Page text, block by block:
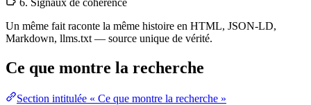
Un même fait raconte la même histoire en HTML, JSON-LD,
Markdown, llms.txt — source unique de vérité.
Ce que montre la recherche
Section intitulée « Ce que montre la recherche »